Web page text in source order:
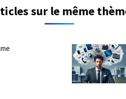
sur le même